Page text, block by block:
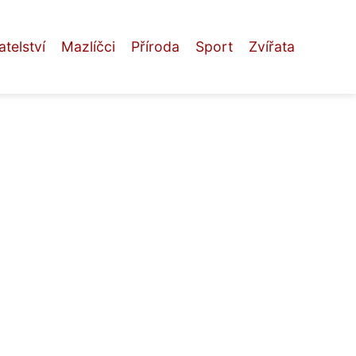
Mazlíčci Příroda Sport Zvířata